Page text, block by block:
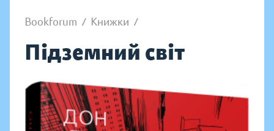
Bookforum / Книжки /
Підземний світ